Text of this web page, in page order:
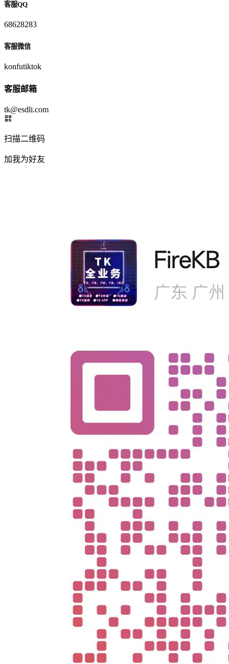
客服QQ
68628283
客服微信
konfutiktok
客服邮箱
tk@esdli.com
扫描二维码
加我为好友